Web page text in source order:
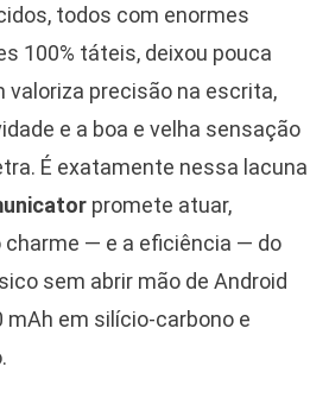
todos com enormes
100% táteis, deixou pouca
valoriza precisão na escrita,
e a boa e velha sensação
É exatamente nessa lacuna
promete atuar,
charme — e a eficiência — do
sem abrir mão de Android
mAh em silício-carbono e